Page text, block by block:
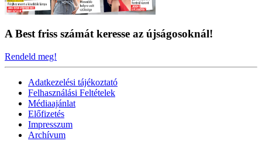
A Best friss számát keresse az újságosoknál!
Rendeld meg!
Adatkezelési tájékoztató
Felhasználási Feltételek
Médiaajánlat
Előfizetés
Impresszum
Archívum